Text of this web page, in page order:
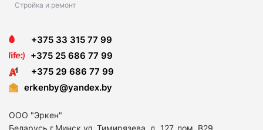
Стройка и ремонт
+375 33 315 77 99
+375 25 686 77 99
+375 29 686 77 99
erkenby@yandex.by
ООО "Эркен"
Беларусь г.Минск ул. Тимирязева, д. 127, пом. В29